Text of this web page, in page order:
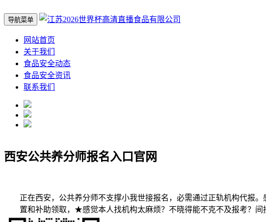
导航菜单
网站首页
关于我们
食品安全动态
食品安全资讯
联系我们
西安公共养分师报名入口官网
正在西安，公共养分师不支撑小我世接报名，必需通过正轨机构代报。
置和补助领取，★感觉本人找机构太麻烦？不晓得能不克不及报考？